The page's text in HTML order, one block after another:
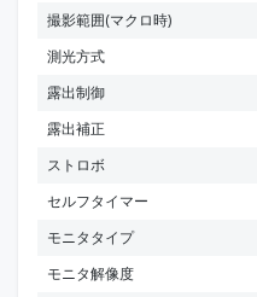
撮影範囲(マクロ時)
測光方式
露出制御
露出補正
ストロボ
セルフタイマー
モニタタイプ
モニタ解像度